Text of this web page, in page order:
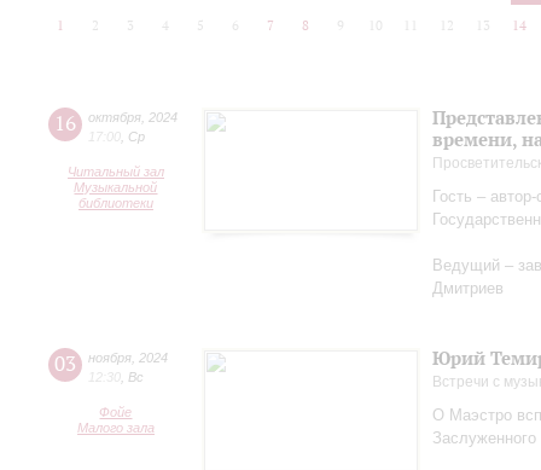
1 2 3 4 5 6 7 8 9 10 12 13 14
16 октября 2024
17:00 Ср
Читальный зал
Музыкальной
библиотеки
времени,
Гость –
Ведущий –
Дмитриев
03 ноября 2024
12:30 Вс
Фойе
Малого зала
Юрий
Встречи с
О Маэстро